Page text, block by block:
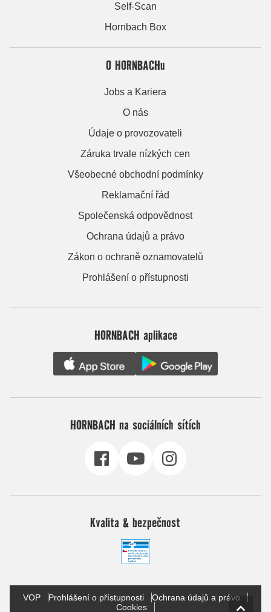
Self-Scan
Hornbach Box
O HORNBACHu
Jobs a Kariera
O nás
Údaje o provozovateli
Záruka trvale nízkých cen
Všeobecné obchodní podmínky
Reklamační řád
Společenská odpovědnost
Ochrana údajů a právo
Zákon o ochraně oznamovatelů
Prohlášení o přístupnosti
HORNBACH aplikace
HORNBACH na sociálních sítích
Kvalita & bezpečnost
VOP Prohlášení o přístupnosti
Ochrana údajů a právo
Cookies